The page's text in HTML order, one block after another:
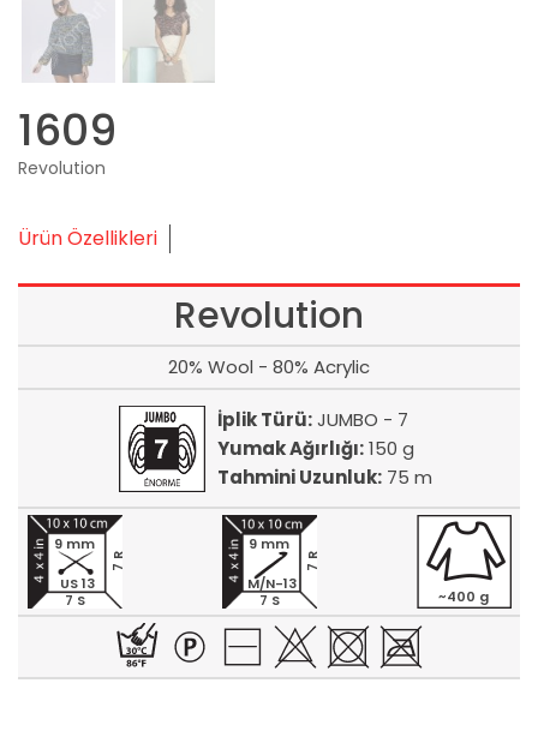
1609
Revolution
Ürün Özellikleri
Revolution
20% Wool - 80% Acrylic
İplik Türü:JUMBO - 7
Yumak Ağırlığı:150 g
Tahmini Uzunluk:75 m
7 S
7 R
9 mm
US 13
7 S
7 R
9 mm
M/N-13
~400 g